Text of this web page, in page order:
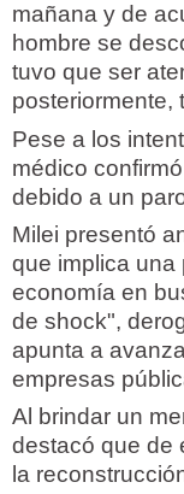
mañana y de
hombre se
tuvo que ser
posteriormente,
Pese a los
médico
debido a un
Milei presentó
que implica una
economía en
de shock",
apunta a
empresas
Al brindar un
destacó que de
la